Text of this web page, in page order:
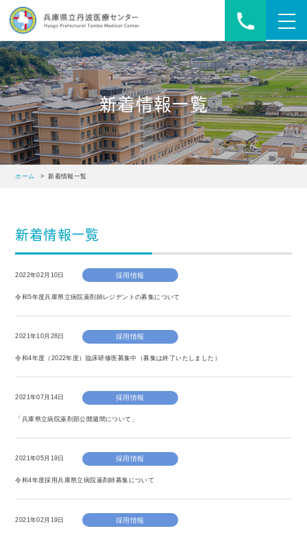
新着情報一覧
ホーム > 新着情報一覧
新着情報一覧
2022年02月10日 採用情報
令和5年度兵庫県立病院薬剤師レジデントの募集について
2021年10月28日 採用情報
令和4年度（2022年度）臨床研修医募集中（募集は終了いたしました）
2021年07月14日 採用情報
「兵庫県立病院薬剤部公開週間について」
2021年05月19日 採用情報
令和4年度採用兵庫県立病院薬剤師募集について
2021年02月19日 採用情報